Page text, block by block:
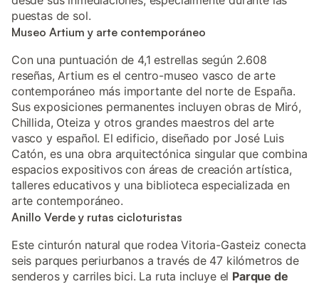
puestas de sol.
Museo Artium y arte contemporáneo
Con una puntuación de 4,1 estrellas según 2.608
reseñas, Artium es el centro-museo vasco de arte
contemporáneo más importante del norte de España.
Sus exposiciones permanentes incluyen obras de Miró,
Chillida, Oteiza y otros grandes maestros del arte
vasco y español. El edificio, diseñado por José Luis
Catón, es una obra arquitectónica singular que combina
espacios expositivos con áreas de creación artística,
talleres educativos y una biblioteca especializada en
arte contemporáneo.
Anillo Verde y rutas cicloturistas
Este cinturón natural que rodea Vitoria-Gasteiz conecta
seis parques periurbanos a través de 47 kilómetros de
senderos y carriles bici. La ruta incluye el Parque de